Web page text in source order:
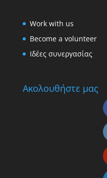
Work with us
Become a volunteer
Ιδέες συνεργασίας
Ακολουθήστε μας